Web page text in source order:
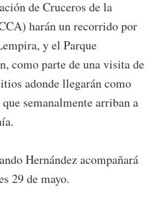
de Cruceros de la
harán un recorrido por
y el Parque
como parte de una visita de
adonde llegarán como
semanalmente arriban a
Hernández acompañará
29 de mayo.